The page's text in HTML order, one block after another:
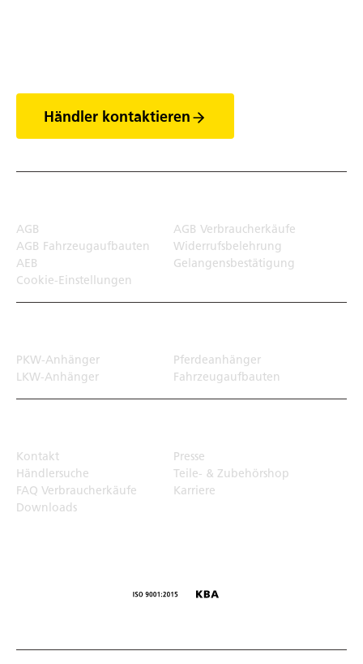
Händler kontaktieren
AGB
AGB Verbraucherkäufe
AGB Fahrzeugaufbauten
Widerrufsbelehrung
AEB
Gelangensbestätigung
Cookie-Einstellungen
PKW-Anhänger
Pferdeanhänger
LKW-Anhänger
Fahrzeugaufbauten
Kontakt
Presse
Händlersuche
Teile- & Zubehörshop
FAQ Verbraucherkäufe
Karriere
Downloads